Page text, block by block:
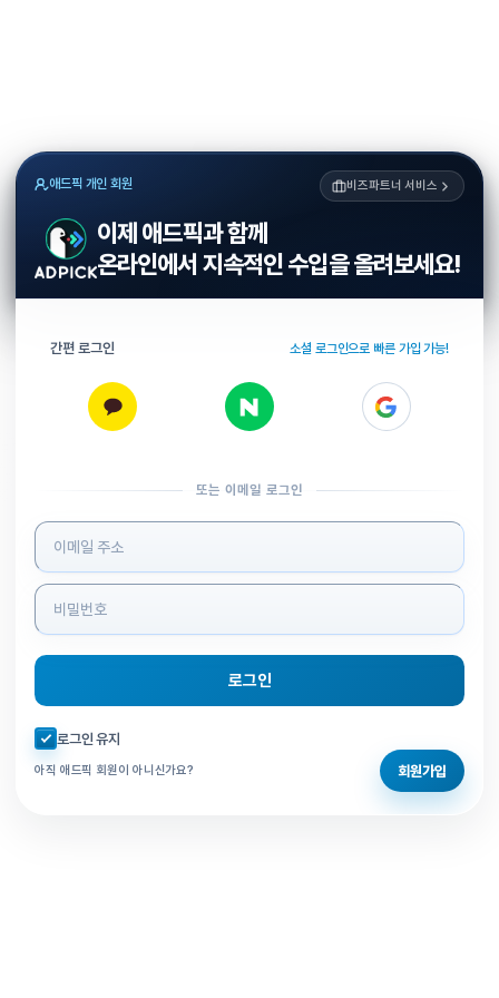
애드픽 개인 회원 비즈파트너 서비스
이제 애드픽과 함께
온라인에서 지속적인 수입을 올려보세요!
간편 로그인 소셜 로그인으로 빠른 가입 가능!
또는 이메일 로그인
로그인 정보 입력
로그인
자동로그인 체크
로그인 유지
아직 애드픽 회원이 아니신가요? 회원가입